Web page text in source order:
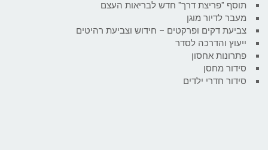
תוסף "פריצת דרך" חדש לבריאות העצם
מעבר לדיור מוגן
צביעת דקים ופרקטים – חידוש וצביעת רהיטים
ייעוץ והדרכה לסדר
פתרונות אחסון
סידור מחסן
סידור חדרי ילדים